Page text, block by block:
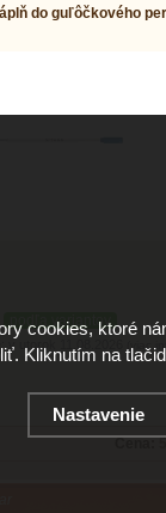
do guľôčkového
podľa variantov
v utorok 11.08.2026
cookies, ktoré
Kliknutím na
Nastavenie